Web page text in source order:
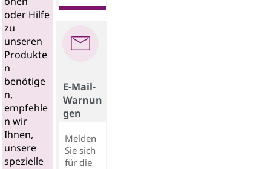
oder Hilfe
zu
unseren
Produkte
n
benötige
n,
empfehle
n wir
Ihnen,
unsere
spezielle
E-Mail-
Warnun
gen
Melden
Sie sich
für die